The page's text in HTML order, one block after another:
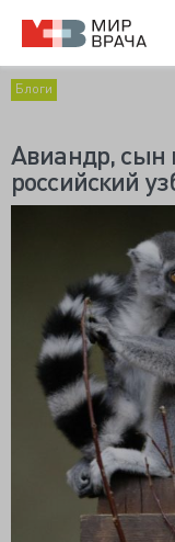
Блоги
Авиандр, сын
российский